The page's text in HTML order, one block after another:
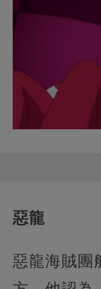
惡龍
惡龍海賊團